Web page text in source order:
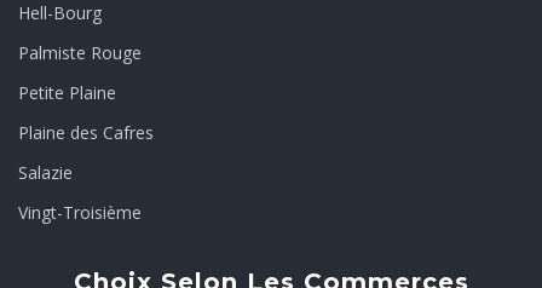
Hell-Bourg
Palmiste Rouge
Petite Plaine
Plaine des Cafres
Salazie
Vingt-Troisième
Choix Selon Les Commerces